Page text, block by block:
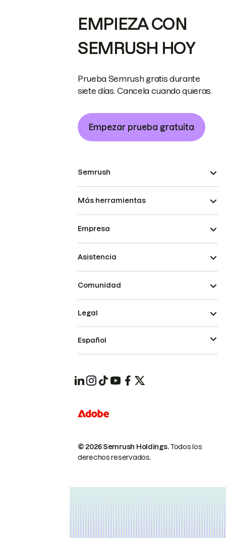
EMPIEZA CON
SEMRUSH HOY
Prueba Semrush gratis durante
siete días. Cancela cuando quieras.
Empezar prueba gratuita
Semrush
Más herramientas
Empresa
Asistencia
Comunidad
© 2026 Semrush Holdings.Todos los
derechos reservados.
Legal
Español